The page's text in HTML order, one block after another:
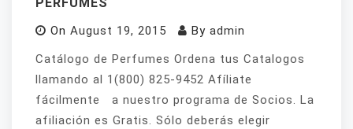
On August 19, 2015 By admin
Catálogo de Perfumes Ordena tus Catalogos
llamando al 1(800) 825-9452 Afíliate
fácilmente a nuestro programa de Socios. La
afiliación es Gratis. Sólo deberás elegir